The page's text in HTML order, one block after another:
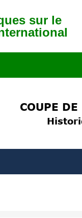
sur le
COUPE DE